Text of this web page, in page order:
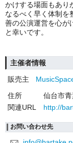
かけする場面もあり
なるべく早く体制を
善の公演運営を心が
と幸いです。
主催者情報
販売主
住所
仙台市
関連URL
http://
お問い合わせ先